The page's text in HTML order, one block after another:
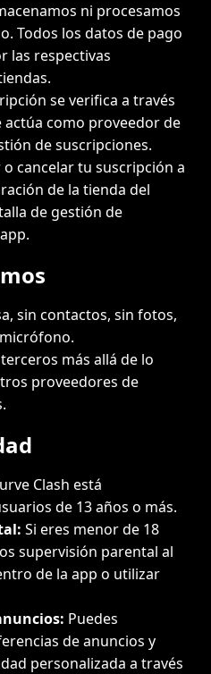
ni procesamos
Todos los datos de pago
las respectivas
se verifica a través
actúa como proveedor de
de suscripciones.
cancelar tu suscripción a
de la tienda del
de gestión de
sin contactos, sin fotos,
más allá de lo
proveedores de
Clash está
de 13 años o más.
Si eres menor de 18
supervisión parental al
de la app o utilizar
Puedes
de anuncios y
personalizada a través